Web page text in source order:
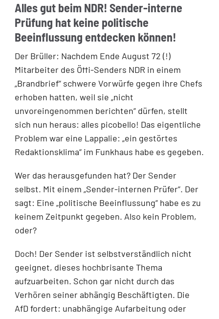
Alles gut beim NDR! Sender-interne
Prüfung hat keine politische
Beeinflussung entdecken können!
Der Brüller: Nachdem Ende August 72 (!)
Mitarbeiter des Öffi-Senders NDR in einem
„Brandbrief“ schwere Vorwürfe gegen ihre Chefs
erhoben hatten, weil sie „nicht
unvoreingenommen berichten“ dürfen, stellt
sich nun heraus: alles picobello! Das eigentliche
Problem war eine Lappalie: „ein gestörtes
Redaktionsklima“ im Funkhaus habe es gegeben.
Wer das herausgefunden hat? Der Sender
selbst. Mit einem „Sender-internen Prüfer“. Der
sagt: Eine „politische Beeinflussung“ habe es zu
keinem Zeitpunkt gegeben. Also kein Problem,
oder?
Doch! Der Sender ist selbstverständlich nicht
geeignet, dieses hochbrisante Thema
aufzuarbeiten. Schon gar nicht durch das
Verhören seiner abhängig Beschäftigten. Die
AfD fordert: unabhängige Aufarbeitung oder